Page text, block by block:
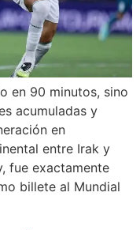
en 90 minutos, sino
acumuladas y
en
entre Irak y
fue exactamente
billete al Mundial